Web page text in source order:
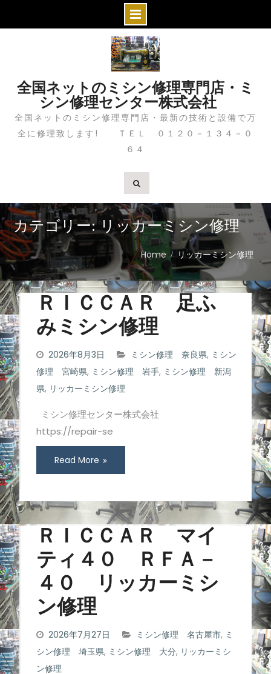
e
n
t
全国ネットのミシン修理専門店・ミ
シン修理センター株式会社
全国ネットのミシン修理専門店・最新の技術と設備で万
全に修理致します! ＴＥＬ ０１２０－１３４－０
６４
カテゴリー: リッカーミシン修理
Home リッカーミシン修理
ＲＩＣＣＡＲ 足ふ
みミシン修理
2026年8月3日 ミシン修理 奈良県, ミシン
修理 宮崎県, ミシン修理 岩手, ミシン修理 新潟
県, リッカーミシン修理
ミシン修理センター株式会社
https://repair-se
Read More
ＲＩＣＣＡＲ マイ
ティ４０ ＲＦＡ－
４０ リッカーミシ
ン修理
2026年7月27日 ミシン修理 名古屋市, ミ
シン修理 埼玉県, ミシン修理 大分, リッカーミシ
ン修理